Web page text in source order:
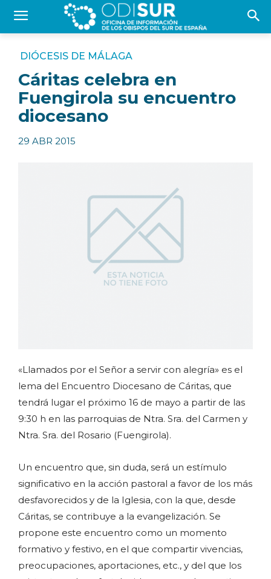
DIÓCESIS DE MÁLAGA
Cáritas celebra en
Fuengirola su encuentro
diocesano
29 ABR 2015
«Llamados por el Señor a servir con alegría» es el
lema del Encuentro Diocesano de Cáritas, que
tendrá lugar el próximo 16 de mayo a partir de las
9:30 h en las parroquias de Ntra. Sra. del Carmen y
Ntra. Sra. del Rosario (Fuengirola).
Un encuentro que, sin duda, será un estímulo
significativo en la acción pastoral a favor de los más
desfavorecidos y de la Iglesia, con la que, desde
Cáritas, se contribuye a la evangelización. Se
propone este encuentro como un momento
formativo y festivo, en el que compartir vivencias,
preocupaciones, aportaciones, etc., y del que los